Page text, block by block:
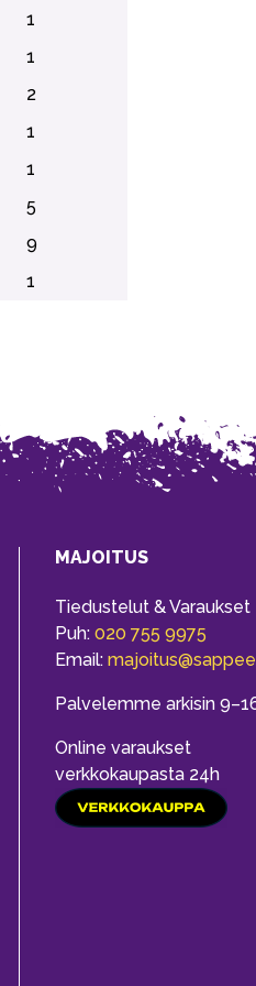
1
1
2
1
1
5
9
1
MAJOITUS
Tiedustelut & Varaukset
Puh: 020 755 9975
Email:
Palvelemme arkisin
Online varaukset
verkkokaupasta 24h